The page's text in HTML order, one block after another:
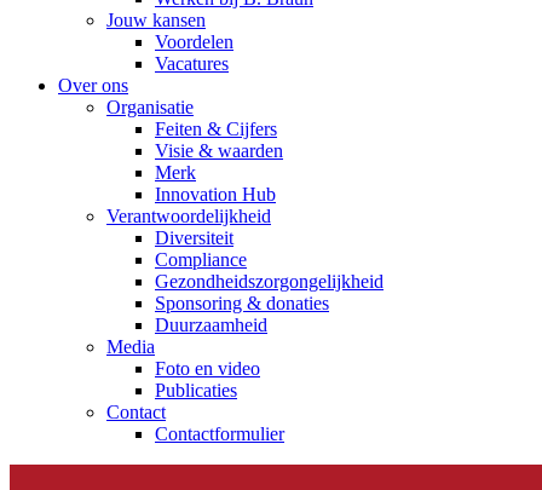
Jouw kansen
Voordelen
Vacatures
Over ons
Organisatie
Feiten & Cijfers
Visie & waarden
Merk
Innovation Hub
Verantwoordelijkheid
Diversiteit
Compliance
Gezondheidszorgongelijkheid​
Sponsoring & donaties
Duurzaamheid
Media
Foto en video
Publicaties
Contact
Contactformulier